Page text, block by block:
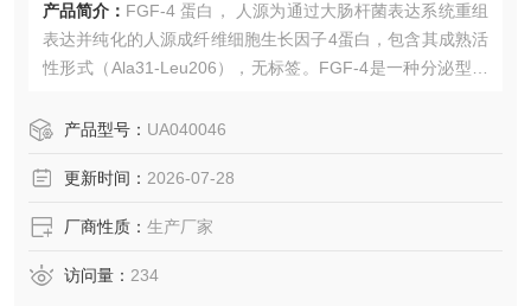
产品简介： FGF-4 蛋白， 人源为通过大肠杆菌表达系统重组
表达并纯化的人源成纤维细胞生长因子4蛋白，包含其成熟活
性形式（Ala31-Leu206），无标签。FGF-4是一种分泌型肝
是肠道前/中/后段的模式化形成中发挥决定性作用，通过调控
制前肠发育并促进中后肠命运。
产品型号： UA040046
更新时间： 2026-07-28
厂商性质： 生产厂家
访问量： 234